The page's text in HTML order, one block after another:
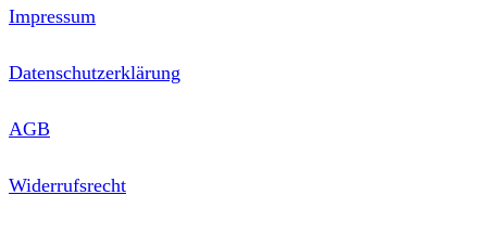
Impressum
Datenschutzerklärung
AGB
Widerrufsrecht